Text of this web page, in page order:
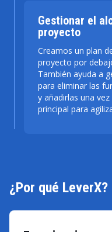
Gestionar el
proyecto
Creamos un plan
proyecto por
También ayuda a
para eliminar las
y añadirlas una
principal para
¿Por qué LeverX?